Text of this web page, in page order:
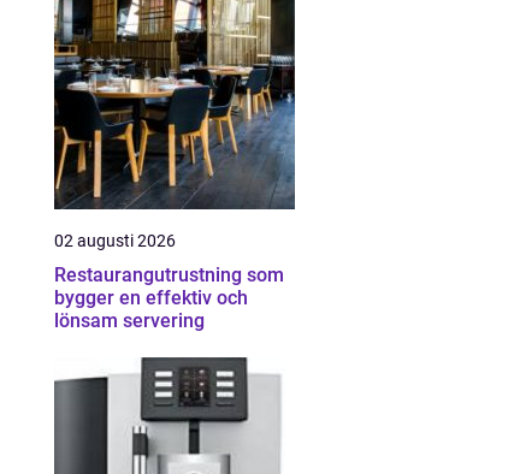
02 augusti 2026
Restaurangutrustning som
bygger en effektiv och
lönsam servering